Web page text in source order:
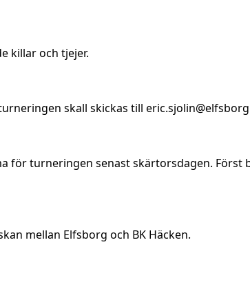
killar och tjejer.
skall skickas till
för turneringen senast skärtorsdagen. Först
mellan Elfsborg och BK Häcken.